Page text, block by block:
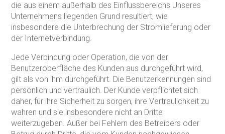
die aus einem außerhalb des Einflussbereichs Unseres
Unternehmens liegenden Grund resultiert, wie
insbesondere die Unterbrechung der Stromlieferung oder
der Internetverbindung.
Jede Verbindung oder Operation, die von der
Benutzeroberfläche des Kunden aus durchgeführt wird,
gilt als von ihm durchgeführt. Die Benutzerkennungen sind
persönlich und vertraulich. Der Kunde verpflichtet sich
daher, für ihre Sicherheit zu sorgen, ihre Vertraulichkeit zu
wahren und sie insbesondere nicht an Dritte
weiterzugeben. Außer bei Fehlern des Betreibers oder